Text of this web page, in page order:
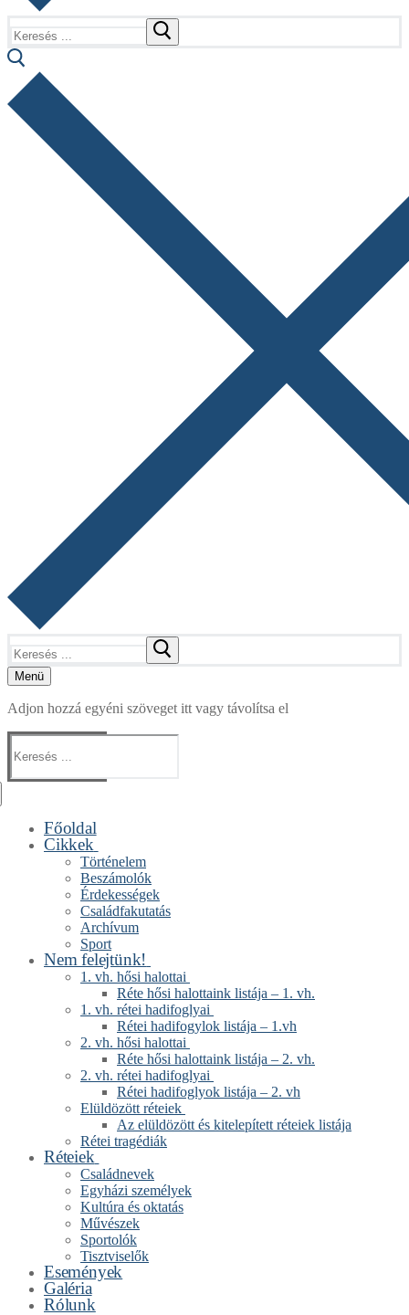
Menü
Adjon hozzá egyéni szöveget itt vagy távolítsa el
Keresése:
Főoldal
Cikkek
Történelem
Beszámolók
Érdekességek
Családfakutatás
Archívum
Sport
Nem felejtünk!
1. vh. hősi halottai
Réte hősi halottaink listája – 1. vh.
1. vh. rétei hadifoglyai
Rétei hadifogylok listája – 1.vh
2. vh. hősi halottai
Réte hősi halottaink listája – 2. vh.
2. vh. rétei hadifoglyai
Rétei hadifoglyok listája – 2. vh
Elüldözött réteiek
Az elüldözött és kitelepített réteiek listája
Rétei tragédiák
Réteiek
Családnevek
Egyházi személyek
Kultúra és oktatás
Művészek
Sportolók
Tisztviselők
Események
Galéria
Rólunk